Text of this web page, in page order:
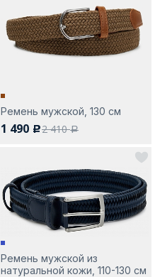
Ремень мужской, 130 см
1 490 c2 410a
Ремень мужской из
натуральной кожи, 110-130 см